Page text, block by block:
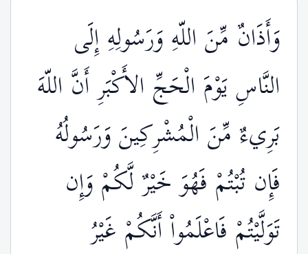
وَأَذَانٌ مِّنَ اللّهِ وَرَسُولِهِ إِلَى
النَّاسِ يَوْمَ الْحَجِّ الأَكْبَرِ أَنَّ اللّهَ
بَرِيءٌ مِّنَ الْمُشْرِكِينَ وَرَسُولُهُ
فَإِن تُبْتُمْ فَهُوَ خَيْرٌ لَّكُمْ وَإِن
تَوَلَّيْتُمْ فَاعْلَمُواْ أَنَّكُمْ غَيْرُ